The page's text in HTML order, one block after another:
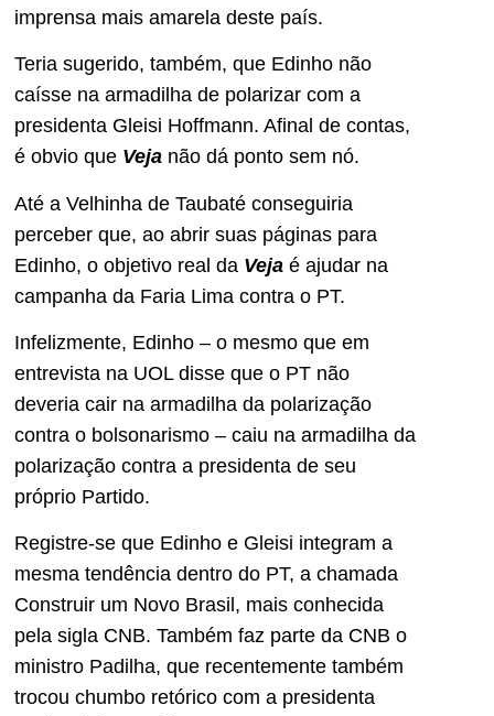
imprensa mais amarela deste país.
Teria sugerido, também, que Edinho não
caísse na armadilha de polarizar com a
presidenta Gleisi Hoffmann. Afinal de contas,
é obvio que Veja não dá ponto sem nó.
Até a Velhinha de Taubaté conseguiria
perceber que, ao abrir suas páginas para
Edinho, o objetivo real da Veja é ajudar na
campanha da Faria Lima contra o PT.
Infelizmente, Edinho – o mesmo que em
entrevista na UOL disse que o PT não
deveria cair na armadilha da polarização
contra o bolsonarismo – caiu na armadilha da
polarização contra a presidenta de seu
próprio Partido.
Registre-se que Edinho e Gleisi integram a
mesma tendência dentro do PT, a chamada
Construir um Novo Brasil, mais conhecida
pela sigla CNB. Também faz parte da CNB o
ministro Padilha, que recentemente também
trocou chumbo retórico com a presidenta